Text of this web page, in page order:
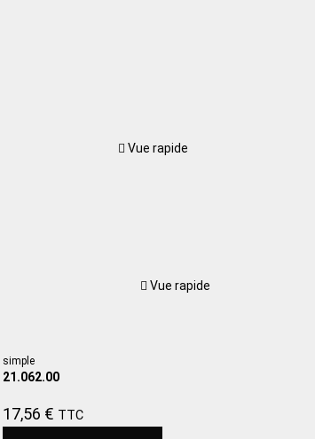
Vue rapide
Vue rapide
simple
21.062.00
17,56 € TTC